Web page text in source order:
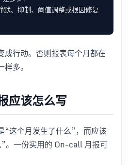
默、抑制、阈值调整或根因修复
成行动。否则报表每个月都在
多。
应该怎么写
“这个月发生了什么”，而应该
。一份实用的 On-call 月报可